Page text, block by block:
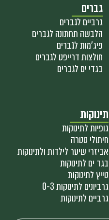
גברים
גרביים לגברים
הלבשה תחתונה לגברים
פיג'מות לגברים
חולצות דרייפט לגברים
בגדי ים לגברים
תינוקות
גופיות לתינוקות
חיתולי טטרה
אביזרי שיער לילדות ולתינוקות
בגד ים לתינוקות
טייץ לתינוקות
גרביונים לתינוקות 0-3
גרביים לתינוקות